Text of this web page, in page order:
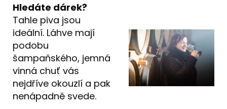
Hledáte dárek?
Tahle piva jsou
ideální. Láhve mají
podobu
šampaňského, jemná
vinná chuť vás
nejdříve okouzlí a pak
nenápadně svede.